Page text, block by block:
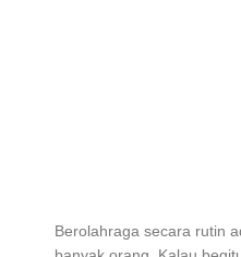
Berolahraga secara rutin